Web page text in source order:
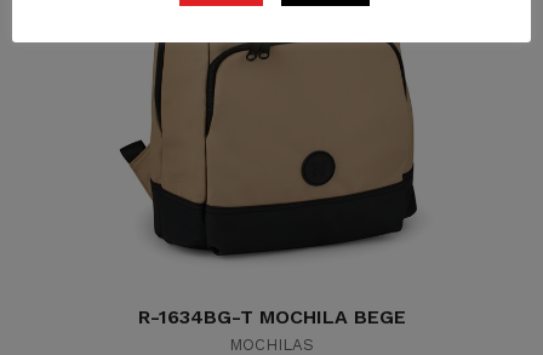
R-1634BG-T MOCHILA BEGE
MOCHILAS